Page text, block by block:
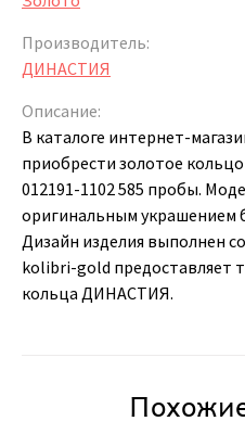
Производитель:
ДИНАСТИЯ
Описание:
В каталоге интернет-
приобрести золотое
012191-1102 585 пробы.
оригинальным
Дизайн изделия выполнен
kolibri-gold предоставляет
кольца ДИНАСТИЯ.